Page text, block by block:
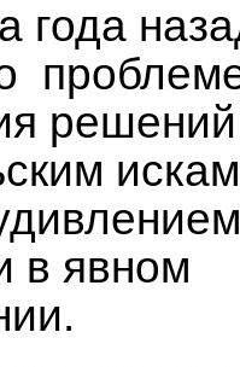
года
в явном